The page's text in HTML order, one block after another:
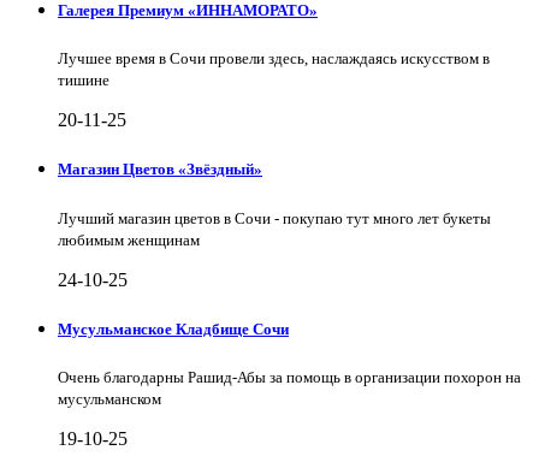
Галерея Премиум «ИННАМОРАТО»
Лучшее время в Сочи провели здесь, наслаждаясь искусством в
тишине
20-11-25
Магазин Цветов «Звёздный»
Лучший магазин цветов в Сочи - покупаю тут много лет букеты
любимым женщинам
24-10-25
Мусульманское Кладбище Сочи
Очень благодарны Рашид-Абы за помощь в организации похорон на
мусульманском
19-10-25